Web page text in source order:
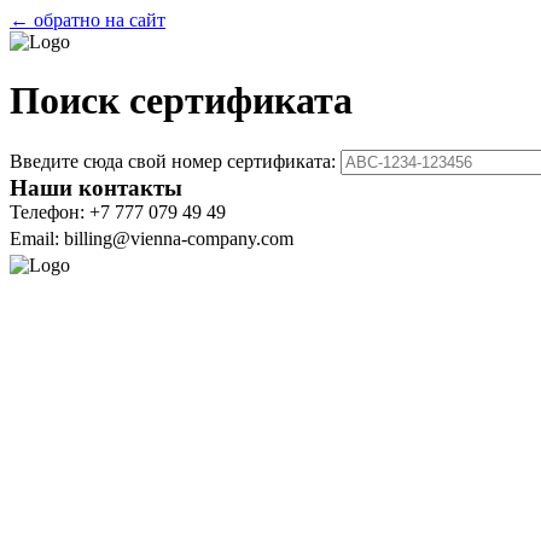
← обратно на сайт
Поиск сертификата
Введите сюда свой номер сертификата:
Наши контакты
Телефон: +7 777 079 49 49
Email: billing@vienna-company.com